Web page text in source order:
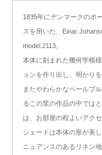
1835年にデンマークのボ
スを用いた、Einar
model.2113。
本体に刻まれた幾何学模
ョンを作り出し、明かり
またやわらかなペールブ
るこの窯の作品の中では
は、お部屋の程よいアク
シェードは本体の形が美
ニュアンスのあるリネン